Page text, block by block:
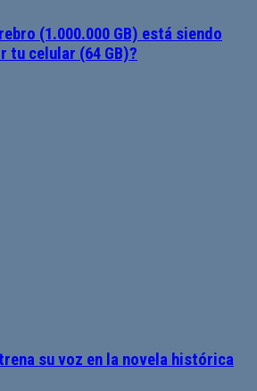
(1.000.000 GB) está siendo
tu celular (64 GB)?
su voz en la novela histórica